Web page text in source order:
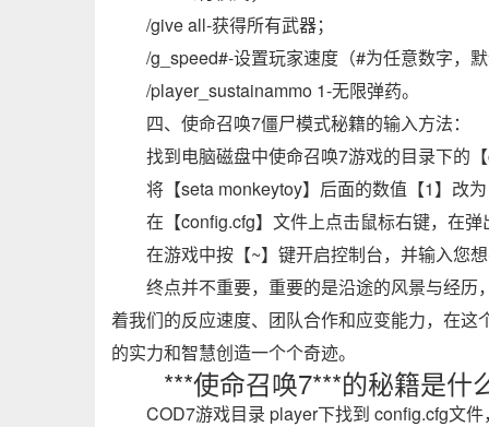
/give all-获得所有武器；
/g_speed#-设置玩家速度（#为任意数字，
/player_sustainammo 1-无限弹药。
四、使命召唤7僵尸模式秘籍的输入方法：
找到电脑磁盘中使命召唤7游戏的目录下的
将【seta monkeytoy】后面的数值【1】改
在【config.cfg】文件上点击鼠标右键，在
在游戏中按【~】键开启控制台，并输入您
终点并不重要，重要的是沿途的风景与经
着我们的反应速度、团队合作和应变能力，在
的实力和智慧创造一个个奇迹。
***使命召唤7***的秘籍是什
COD7游戏目录 player下找到 config.cfg文